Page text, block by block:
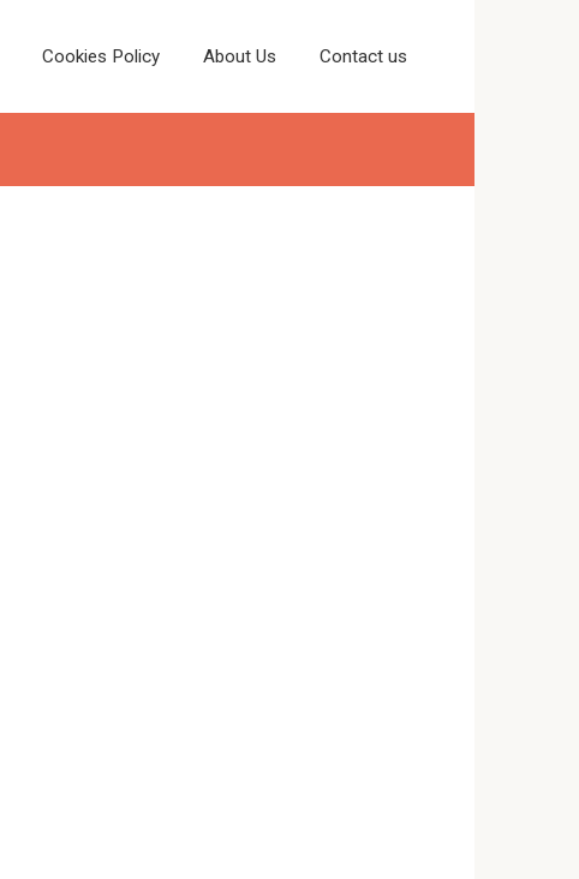
Cookies Policy About Us Contact us